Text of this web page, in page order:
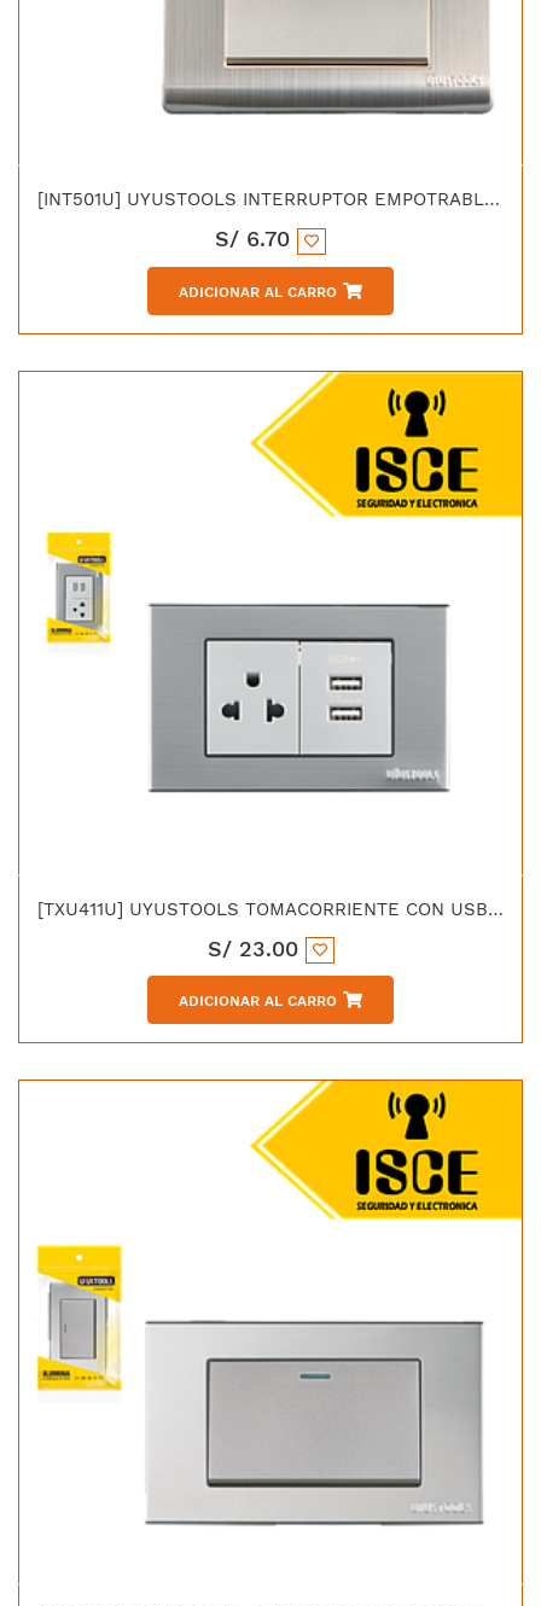
[INT501U] UYUSTOOLS INTERRUPTOR EMPOTRABLE SIMPLE ACERO INOX C/CURVA
S/ 6.70
ADICIONAR AL CARRO
[TXU411U] UYUSTOOLS TOMACORRIENTE CON USB ACERO INOX
S/ 23.00
ADICIONAR AL CARRO